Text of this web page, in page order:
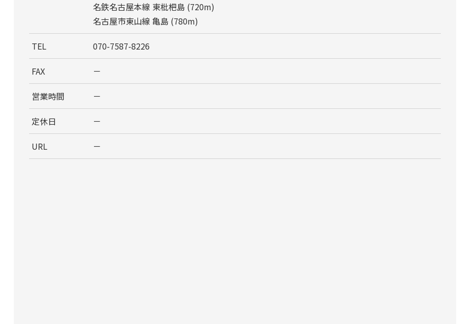
名鉄名古屋本線 東枇杷島 (720m)
名古屋市東山線 亀島 (780m)
TEL 070-7587-8226
FAX －
営業時間 －
定休日 －
URL －